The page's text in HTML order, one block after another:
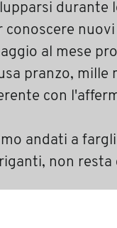
durante
conoscere
al mese
pranzo,
con
andati a
non resta